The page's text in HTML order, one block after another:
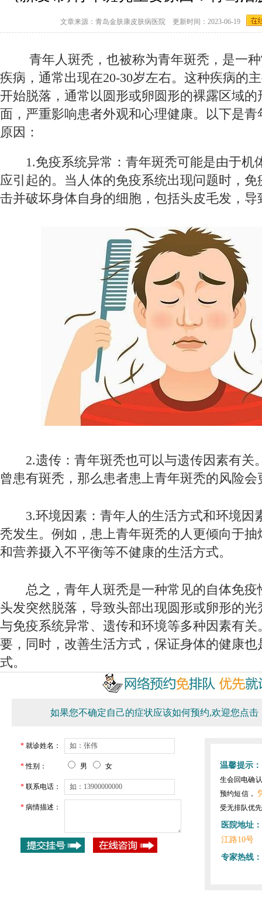
文章来源：青岛金肤康皮肤病医院 更新时间：2023-06-19
青年人斑秃，也被称为青年斑秃，是一种
疾病，通常出现在20-30岁左右。这种疾病的
开始脱落，通常以圆形或卵圆形的裸露区域
面，严重影响患者外观和心理健康。以下是
原因：
1.免疫系统异常：青年斑秃可能是由于机
应引起的。当人体的免疫系统出现问题时，
击并破坏身体自身的细胞，包括头皮毛发，
2.遗传：青年斑秃也可以与遗传因素有关
曾患有斑秃，那么患者患上青年斑秃的风险会
3.环境因素：青年人的生活方式和环境因
秃发生。例如，患上青年斑秃的人更倾向于
和营养摄入不平衡等不健康的生活方式。
总之，青年人斑秃是一种常见的自体免疫
头发突然脱落，导致头部出现圆形或卵形的
与免疫系统异常、遗传和环境等多种因素有
要，同时，改善生活方式，保证身体的健康
式。
如果您不确定自己的症状应该如何预约,欢迎您点击
* 就诊姓名：
*性别： 男 女
* 联系电话：
* 病情描述：
温馨提示：
生会回电确
预约短信，
受无排队优
医院地址：
江路10号
专家热线：